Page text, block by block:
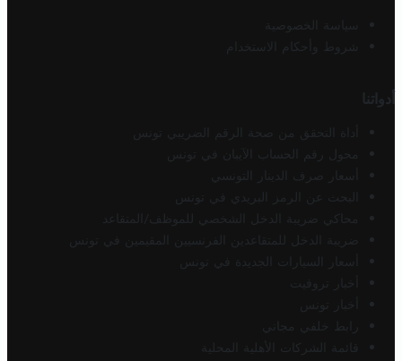
سياسة الخصوصية
شروط وأحكام الاستخدام
أدواتنا
أداة التحقق من صحة الرقم الضريبي تونس
محول رقم الحساب الآيبان في تونس
أسعار صرف الدينار التونسي
البحث عن الرمز البريدي في تونس
محاكي ضريبة الدخل الشخصي للموظف/المتقاعد
ضريبة الدخل للمتقاعدين الفرنسيين المقيمين في تونس
أسعار السيارات الجديدة في تونس
أخبار تروفيت
أخبار تونس
رابط خلفي مجاني
قائمة الشركات الأهلية المحلية